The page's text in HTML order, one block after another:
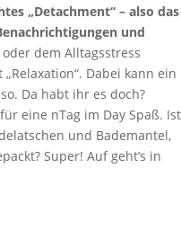
„Detachment“ – also das
und
dem Alltagsstress
Dabei kann ein
Da habt ihr es doch?
eine nTag im Day Spaß. Ist
und Bademantel,
Super! Auf geht’s in